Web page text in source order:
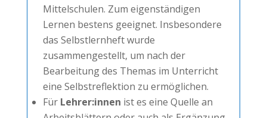
Mittelschulen. Zum eigenständigen
Lernen bestens geeignet. Insbesondere
das Selbstlernheft wurde
zusammengestellt, um nach der
Bearbeitung des Themas im Unterricht
eine Selbstreflektion zu ermöglichen.
Für Lehrer:innen ist es eine Quelle an